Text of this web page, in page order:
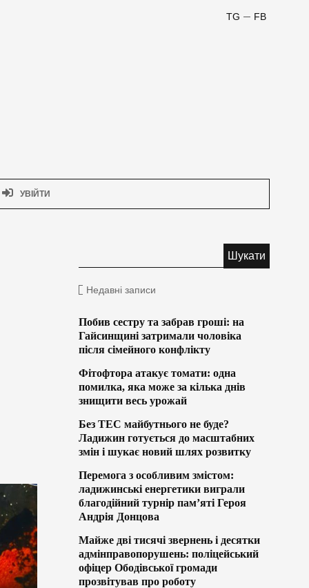
FB
TG
УВІЙТИ
Недавні записи
Побив сестру та забрав гроші: на
Гайсинщині затримали чоловіка
після сімейного конфлікту
Фітофтора атакує томати: одна
помилка, яка може за кілька днів
знищити весь урожай
Без ТЕС майбутнього не буде?
Ладижин готується до масштабних
змін і шукає новий шлях розвитку
Перемога з особливим змістом:
ладижинські енергетики виграли
благодійний турнір пам’яті Героя
Андрія Донцова
Майже дві тисячі звернень і десятки
адмінправопорушень: поліцейський
офіцер Ободівської громади
прозвітував про роботу